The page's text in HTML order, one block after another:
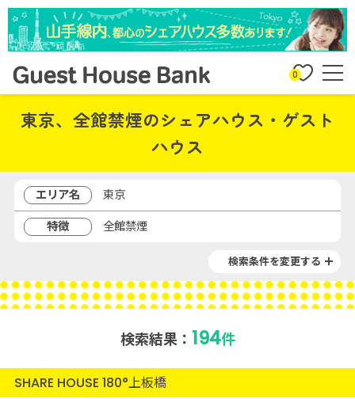
0
東京、全館禁煙のシェアハウス・ゲスト
ハウス
エリア名
東京
特徴
全館禁煙
検索条件を変更する
検索結果： 194件
SHARE HOUSE 180°上板橋